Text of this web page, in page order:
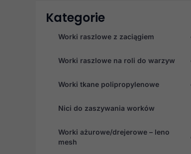
Kategorie
Worki raszlowe z zaciągiem
Worki raszlowe na roli do warzyw
Worki tkane polipropylenowe
Nici do zaszywania worków
Worki ażurowe/drejerowe – leno
mesh